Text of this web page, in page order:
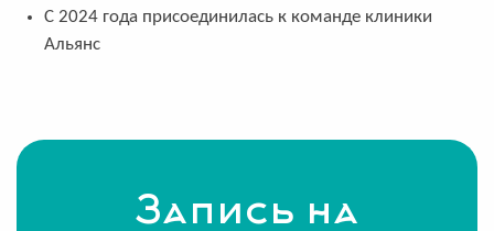
С 2024 года присоединилась к команде клиники
Альянс
Запись на